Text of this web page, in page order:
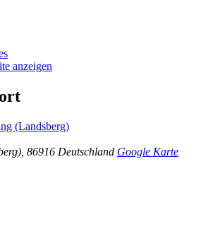
anzeigen
(Landsberg)
86916 Deutschland Google Karte